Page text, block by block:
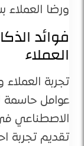
ورضا
فوائد
العملاء
تجربة
عوامل حاسمة
الاصطناعي
تقديم تجربة